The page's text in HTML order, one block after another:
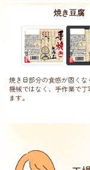
焼き豆腐
焼き目部分の食感が固くな
機械ではなく、手作業で丁
ます。